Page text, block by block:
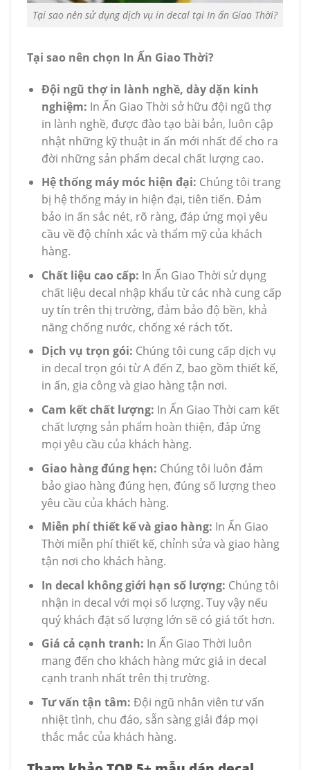
Tại sao nên sử dụng dịch vụ in decal tại In ấn Giao Thời?
Tại sao nên chọn In Ấn Giao Thời?
Đội ngũ thợ in lành nghề, dày dặn kinh
nghiệm: In Ấn Giao Thời sở hữu đội ngũ thợ
in lành nghề, được đào tạo bài bản, luôn cập
nhật những kỹ thuật in ấn mới nhất để cho ra
đời những sản phẩm decal chất lượng cao.
Hệ thống máy móc hiện đại: Chúng tôi trang
bị hệ thống máy in hiện đại, tiên tiến. Đảm
bảo in ấn sắc nét, rõ ràng, đáp ứng mọi yêu
cầu về độ chính xác và thẩm mỹ của khách
hàng.
Chất liệu cao cấp: In Ấn Giao Thời sử dụng
chất liệu decal nhập khẩu từ các nhà cung cấp
uy tín trên thị trường, đảm bảo độ bền, khả
năng chống nước, chống xé rách tốt.
Dịch vụ trọn gói: Chúng tôi cung cấp dịch vụ
in decal trọn gói từ A đến Z, bao gồm thiết kế,
in ấn, gia công và giao hàng tận nơi.
Cam kết chất lượng: In Ấn Giao Thời cam kết
chất lượng sản phẩm hoàn thiện, đáp ứng
mọi yêu cầu của khách hàng.
Giao hàng đúng hẹn: Chúng tôi luôn đảm
bảo giao hàng đúng hẹn, đúng số lượng theo
yêu cầu của khách hàng.
Miễn phí thiết kế và giao hàng: In Ấn Giao
Thời miễn phí thiết kế, chỉnh sửa và giao hàng
tận nơi cho khách hàng.
In decal không giới hạn số lượng: Chúng tôi
nhận in decal với mọi số lượng. Tuy vậy nếu
quý khách đặt số lượng lớn sẽ có giá tốt hơn.
Giá cả cạnh tranh: In Ấn Giao Thời luôn
mang đến cho khách hàng mức giá in decal
cạnh tranh nhất trên thị trường.
Tư vấn tận tâm: Đội ngũ nhân viên tư vấn
nhiệt tình, chu đáo, sẵn sàng giải đáp mọi
thắc mắc của khách hàng.